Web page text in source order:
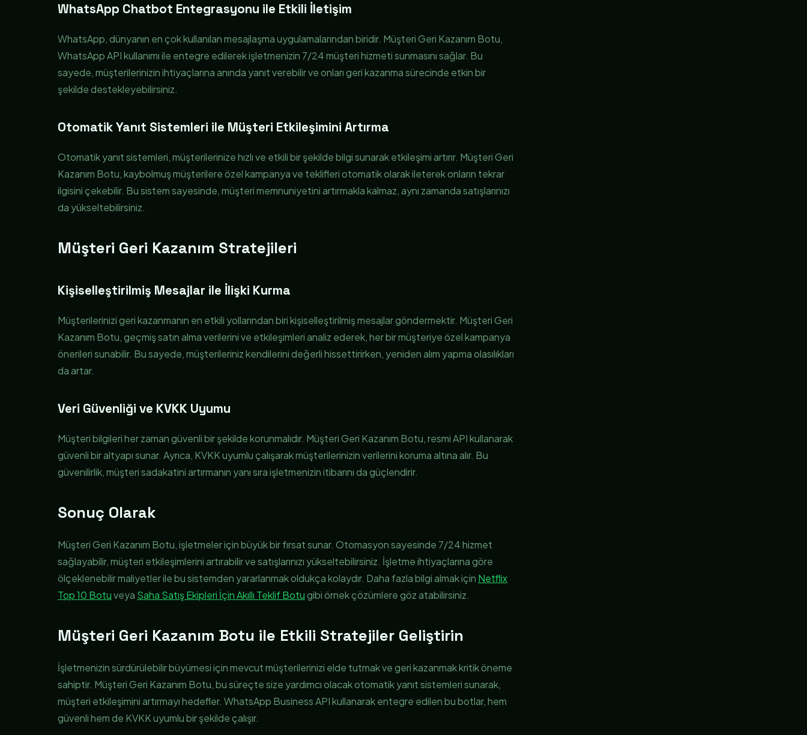
WhatsApp Chatbot Entegrasyonu ile Etkili İletişim
WhatsApp, dünyanın en çok kullanılan mesajlaşma uygulamalarından biridir. Müşteri Geri Kazanım Botu,
WhatsApp API kullanımı ile entegre edilerek işletmenizin 7/24 müşteri hizmeti sunmasını sağlar. Bu
sayede, müşterilerinizin ihtiyaçlarına anında yanıt verebilir ve onları geri kazanma sürecinde etkin bir
şekilde destekleyebilirsiniz.
Otomatik Yanıt Sistemleri ile Müşteri Etkileşimini Artırma
Otomatik yanıt sistemleri, müşterilerinize hızlı ve etkili bir şekilde bilgi sunarak etkileşimi artırır. Müşteri Geri
Kazanım Botu, kaybolmuş müşterilere özel kampanya ve teklifleri otomatik olarak ileterek onların tekrar
ilgisini çekebilir. Bu sistem sayesinde, müşteri memnuniyetini artırmakla kalmaz, aynı zamanda satışlarınızı
da yükseltebilirsiniz.
Müşteri Geri Kazanım Stratejileri
Kişiselleştirilmiş Mesajlar ile İlişki Kurma
Müşterilerinizi geri kazanmanın en etkili yollarından biri kişiselleştirilmiş mesajlar göndermektir. Müşteri Geri
Kazanım Botu, geçmiş satın alma verilerini ve etkileşimleri analiz ederek, her bir müşteriye özel kampanya
önerileri sunabilir. Bu sayede, müşterileriniz kendilerini değerli hissettirirken, yeniden alım yapma olasılıkları
da artar.
Veri Güvenliği ve KVKK Uyumu
Müşteri bilgileri her zaman güvenli bir şekilde korunmalıdır. Müşteri Geri Kazanım Botu, resmi API kullanarak
güvenli bir altyapı sunar. Ayrıca, KVKK uyumlu çalışarak müşterilerinizin verilerini koruma altına alır. Bu
güvenilirlik, müşteri sadakatini artırmanın yanı sıra işletmenizin itibarını da güçlendirir.
Sonuç Olarak
Müşteri Geri Kazanım Botu, işletmeler için büyük bir fırsat sunar. Otomasyon sayesinde 7/24 hizmet
sağlayabilir, müşteri etkileşimlerini artırabilir ve satışlarınızı yükseltebilirsiniz. İşletme ihtiyaçlarına göre
ölçeklenebilir maliyetler ile bu sistemden yararlanmak oldukça kolaydır. Daha fazla bilgi almak için Netflix
Top 10 Botuveya Saha Satış Ekipleri İçin Akıllı Teklif Botugibi örnek çözümlere göz atabilirsiniz.
Müşteri Geri Kazanım Botu ile Etkili Stratejiler Geliştirin
İşletmenizin sürdürülebilir büyümesi için mevcut müşterilerinizi elde tutmak ve geri kazanmak kritik öneme
sahiptir. Müşteri Geri Kazanım Botu, bu süreçte size yardımcı olacak otomatik yanıt sistemleri sunarak,
müşteri etkileşimini artırmayı hedefler. WhatsApp Business API kullanarak entegre edilen bu botlar, hem
güvenli hem de KVKK uyumlu bir şekilde çalışır.